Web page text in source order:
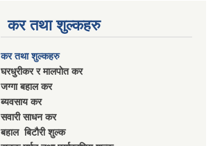
कर तथा शुल्कहरु
कर तथा शुल्कहरु
घरधुरीकर र मालपाेत कर
जग्गा बहाल कर
ब्यवसाय कर
सवारी साधन कर
बहाल बिटाैरी शुल्क